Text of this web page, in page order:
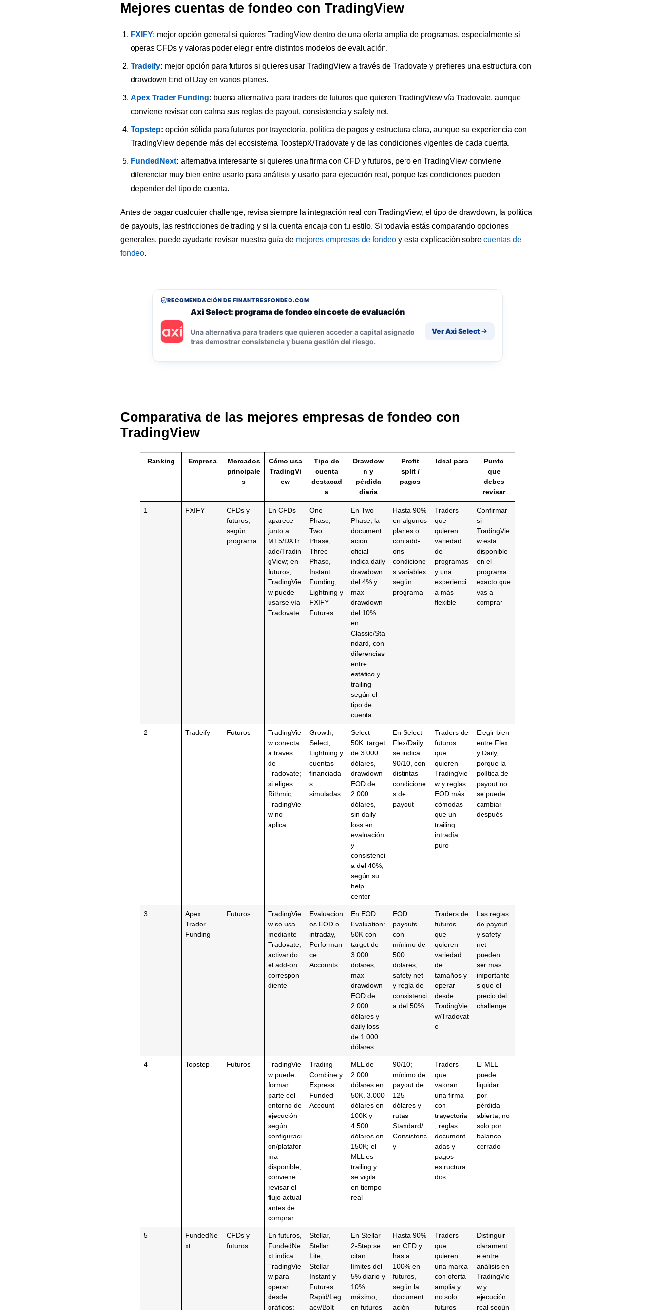
Mejores cuentas de fondeo con TradingView
FXIFY: mejor opción general si quieres TradingView dentro de una oferta amplia de programas, especialmente si
operas CFDs y valoras poder elegir entre distintos modelos de evaluación.
Tradeify: mejor opción para futuros si quieres usar TradingView a través de Tradovate y prefieres una estructura con
drawdown End of Day en varios planes.
Apex Trader Funding: buena alternativa para traders de futuros que quieren TradingView vía Tradovate, aunque
conviene revisar con calma sus reglas de payout, consistencia y safety net.
Topstep: opción sólida para futuros por trayectoria, política de pagos y estructura clara, aunque su experiencia con
TradingView depende más del ecosistema TopstepX/Tradovate y de las condiciones vigentes de cada cuenta.
FundedNext: alternativa interesante si quieres una firma con CFD y futuros, pero en TradingView conviene
diferenciar muy bien entre usarlo para análisis y usarlo para ejecución real, porque las condiciones pueden
depender del tipo de cuenta.
Antes de pagar cualquier challenge, revisa siempre la integración real con TradingView, el tipo de drawdown, la política
de payouts, las restricciones de trading y si la cuenta encaja con tu estilo. Si todavía estás comparando opciones
generales, puede ayudarte revisar nuestra guía de mejores empresas de fondeo y esta explicación sobre cuentas de
fondeo.
RECOMENDACIÓN DE FINANTRESFONDEO.COM
Axi Select: programa de fondeo sin coste de evaluación
Una alternativa para traders que quieren acceder a capital asignado
tras demostrar consistencia y buena gestión del riesgo.
Ver Axi Select
Comparativa de las mejores empresas de fondeo con
TradingView
Ranking Empresa
Mercados
principale
s
Cómo usa
TradingVi
ew
Tipo de
cuenta
destacad
a
Drawdow
n y
pérdida
diaria
Profit
split /
pagos
Ideal para
Punto
que
debes
revisar
1 FXIFY
CFDs y
futuros,
según
programa
En CFDs
aparece
junto a
MT5/DXTr
ade/Tradin
gView; en
futuros,
TradingVie
w puede
usarse vía
Tradovate
One
Phase,
Two
Phase,
Three
Phase,
Instant
Funding,
Lightning y
FXIFY
Futures
En Two
Phase, la
document
ación
oficial
indica daily
drawdown
del 4% y
max
drawdown
del 10%
en
Classic/Sta
ndard, con
diferencias
entre
estático y
trailing
según el
tipo de
cuenta
Hasta 90%
en algunos
planes o
con add-
ons;
condicione
s variables
según
programa
Traders
que
quieren
variedad
de
programas
y una
experienci
a más
flexible
Confirmar
si
TradingVie
w está
disponible
en el
programa
exacto que
vas a
comprar
2 Tradeify Futuros
TradingVie
w conecta
a través
de
Tradovate;
si eliges
Rithmic,
TradingVie
w no
aplica
Growth,
Select,
Lightning y
cuentas
financiada
s
simuladas
Select
50K: target
de 3.000
dólares,
drawdown
EOD de
2.000
dólares,
sin daily
loss en
evaluación
y
consistenci
a del 40%,
según su
help
center
En Select
Flex/Daily
se indica
90/10, con
distintas
condicione
s de
payout
Traders de
futuros
que
quieren
TradingVie
w y reglas
EOD más
cómodas
que un
trailing
intradía
puro
Elegir bien
entre Flex
y Daily,
porque la
política de
payout no
se puede
cambiar
después
3
Apex
Trader
Funding
Futuros
TradingVie
w se usa
mediante
Tradovate,
activando
el add-on
correspon
diente
Evaluacion
es EOD e
intraday,
Performan
ce
Accounts
En EOD
Evaluation:
50K con
target de
3.000
dólares,
max
drawdown
EOD de
2.000
dólares y
daily loss
de 1.000
dólares
EOD
payouts
con
mínimo de
500
dólares,
safety net
y regla de
consistenci
a del 50%
Traders de
futuros
que
quieren
variedad
de
tamaños y
operar
desde
TradingVie
w/Tradovat
e
Las reglas
de payout
y safety
net
pueden
ser más
importante
s que el
precio del
challenge
4 Topstep Futuros
TradingVie
w puede
formar
parte del
entorno de
ejecución
según
configuraci
ón/platafor
ma
disponible;
conviene
revisar el
flujo actual
antes de
comprar
Trading
Combine y
Express
Funded
Account
MLL de
2.000
dólares en
50K, 3.000
dólares en
100K y
4.500
dólares en
150K; el
MLL es
trailing y
se vigila
en tiempo
real
90/10;
mínimo de
payout de
125
dólares y
rutas
Standard/
Consistenc
y
Traders
que
valoran
una firma
con
trayectoria
, reglas
document
adas y
pagos
estructura
dos
El MLL
puede
liquidar
por
pérdida
abierta, no
solo por
balance
cerrado
5
FundedNe
xt
CFDs y
futuros
En futuros,
FundedNe
xt indica
TradingVie
w para
operar
desde
gráficos;
Stellar,
Stellar
Lite,
Stellar
Instant y
Futures
Rapid/Leg
acy/Bolt
En Stellar
2-Step se
citan
límites del
5% diario y
10%
máximo;
en futuros
Hasta 90%
en CFD y
hasta
100% en
futuros,
según la
document
ación
Traders
que
quieren
una marca
con oferta
amplia y
no solo
futuros
Distinguir
clarament
e entre
análisis en
TradingVie
w y
ejecución
real según